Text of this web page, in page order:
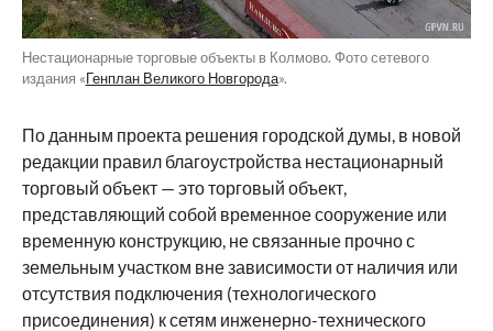
Нестационарные торговые объекты в Колмово. Фото сетевого
издания «Генплан Великого Новгорода».
По данным проекта решения городской думы, в новой
редакции правил благоустройства нестационарный
торговый объект — это торговый объект,
представляющий собой временное сооружение или
временную конструкцию, не связанные прочно с
земельным участком вне зависимости от наличия или
отсутствия подключения (технологического
присоединения) к сетям инженерно-технического